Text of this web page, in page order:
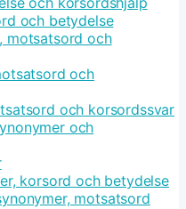
och betydelse
motsatsord och
och
och korsordssvar
och
korsord och betydelse
motsatsord